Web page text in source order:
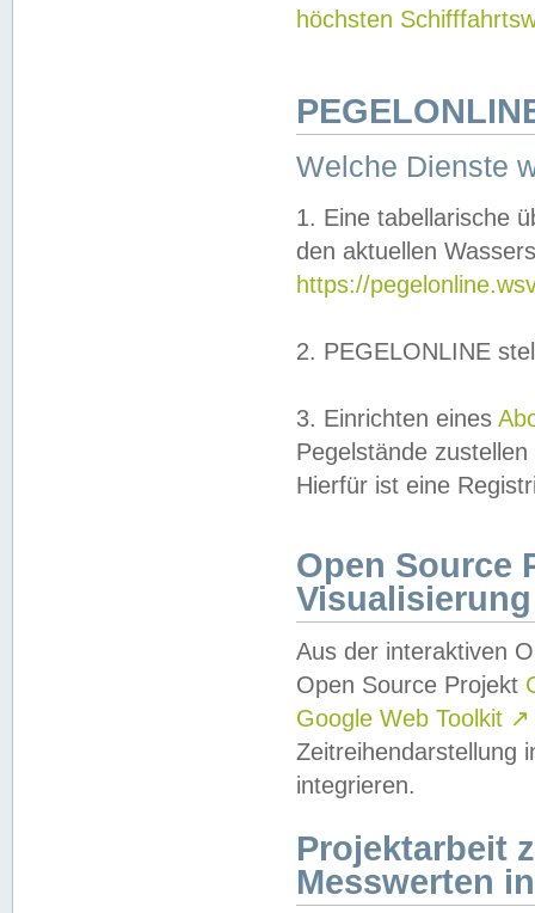
höchsten
Welche Dienste
1. Eine tabellarische
den aktuellen
https://
2. PEGELONLINE
3. Einrichten eines
Pegelstände
Hierfür ist eine
Open Source
Visualisierung
Aus der interaktiven
Open Source Projekt
Google Web Toolkit ↗
Zeitreihendarstellung
integrieren.
Projektarbeit
Messwerten